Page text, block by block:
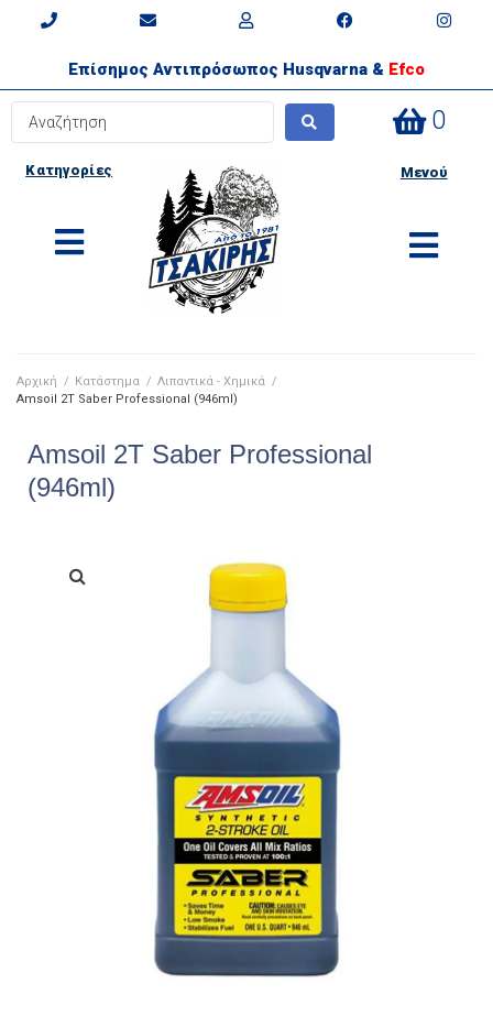
Επίσημος Αντιπρόσωπος Husqvarna & Efco
0
Κατηγορίες Μενού
Αρχική / Κατάστημα / Λιπαντικά - Χημικά /
Amsoil 2T Saber Professional (946ml)
Amsoil 2T Saber Professional
(946ml)